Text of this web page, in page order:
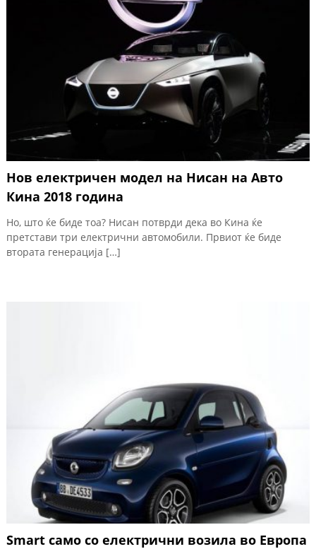
Нов електричен модел на Нисан на Авто
Кина 2018 година
Но, што ќе биде тоа? Нисан потврди дека во Кина ќе
претстави три електрични автомобили. Првиот ќе биде
втората генерација […]
Smart само со електрични возила во Европа